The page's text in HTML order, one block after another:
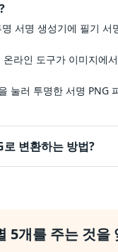
서명 생성기에 필기 서
라인 도구가 이미지에
눌러 투명한 서명 PNG
변환하는 방법?
5개를 주는 것을